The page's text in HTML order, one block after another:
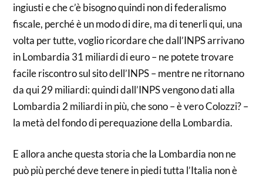
ingiusti e che c’è bisogno quindi non di federalismo
fiscale, perché è un modo di dire, ma di tenerli qui, una
volta per tutte, voglio ricordare che dall’INPS arrivano
in Lombardia 31 miliardi di euro – ne potete trovare
facile riscontro sul sito dell’INPS – mentre ne ritornano
da qui 29 miliardi: quindi dall’INPS vengono dati alla
Lombardia 2 miliardi in più, che sono – è vero Colozzi? –
la metà del fondo di perequazione della Lombardia.
E allora anche questa storia che la Lombardia non ne
può più perché deve tenere in piedi tutta l’Italia non è